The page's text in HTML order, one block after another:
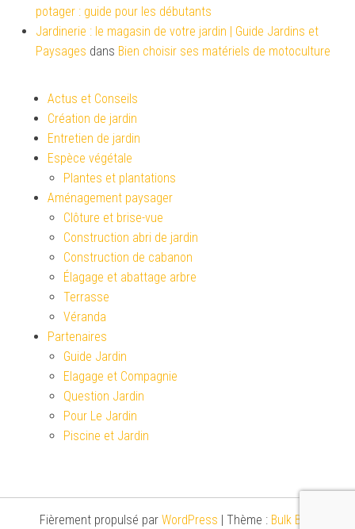
potager : guide pour les débutants
Jardinerie : le magasin de votre jardin | Guide Jardins et
Paysages dans Bien choisir ses matériels de motoculture
Actus et Conseils
Création de jardin
Entretien de jardin
Espèce végétale
Plantes et plantations
Aménagement paysager
Clôture et brise-vue
Construction abri de jardin
Construction de cabanon
Élagage et abattage arbre
Terrasse
Véranda
Partenaires
Guide Jardin
Elagage et Compagnie
Question Jardin
Pour Le Jardin
Piscine et Jardin
Fièrement propulsé par WordPress | Thème : Bulk Blog